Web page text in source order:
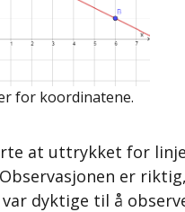
for koordinatene.
at uttrykket for
er
dyktige til å